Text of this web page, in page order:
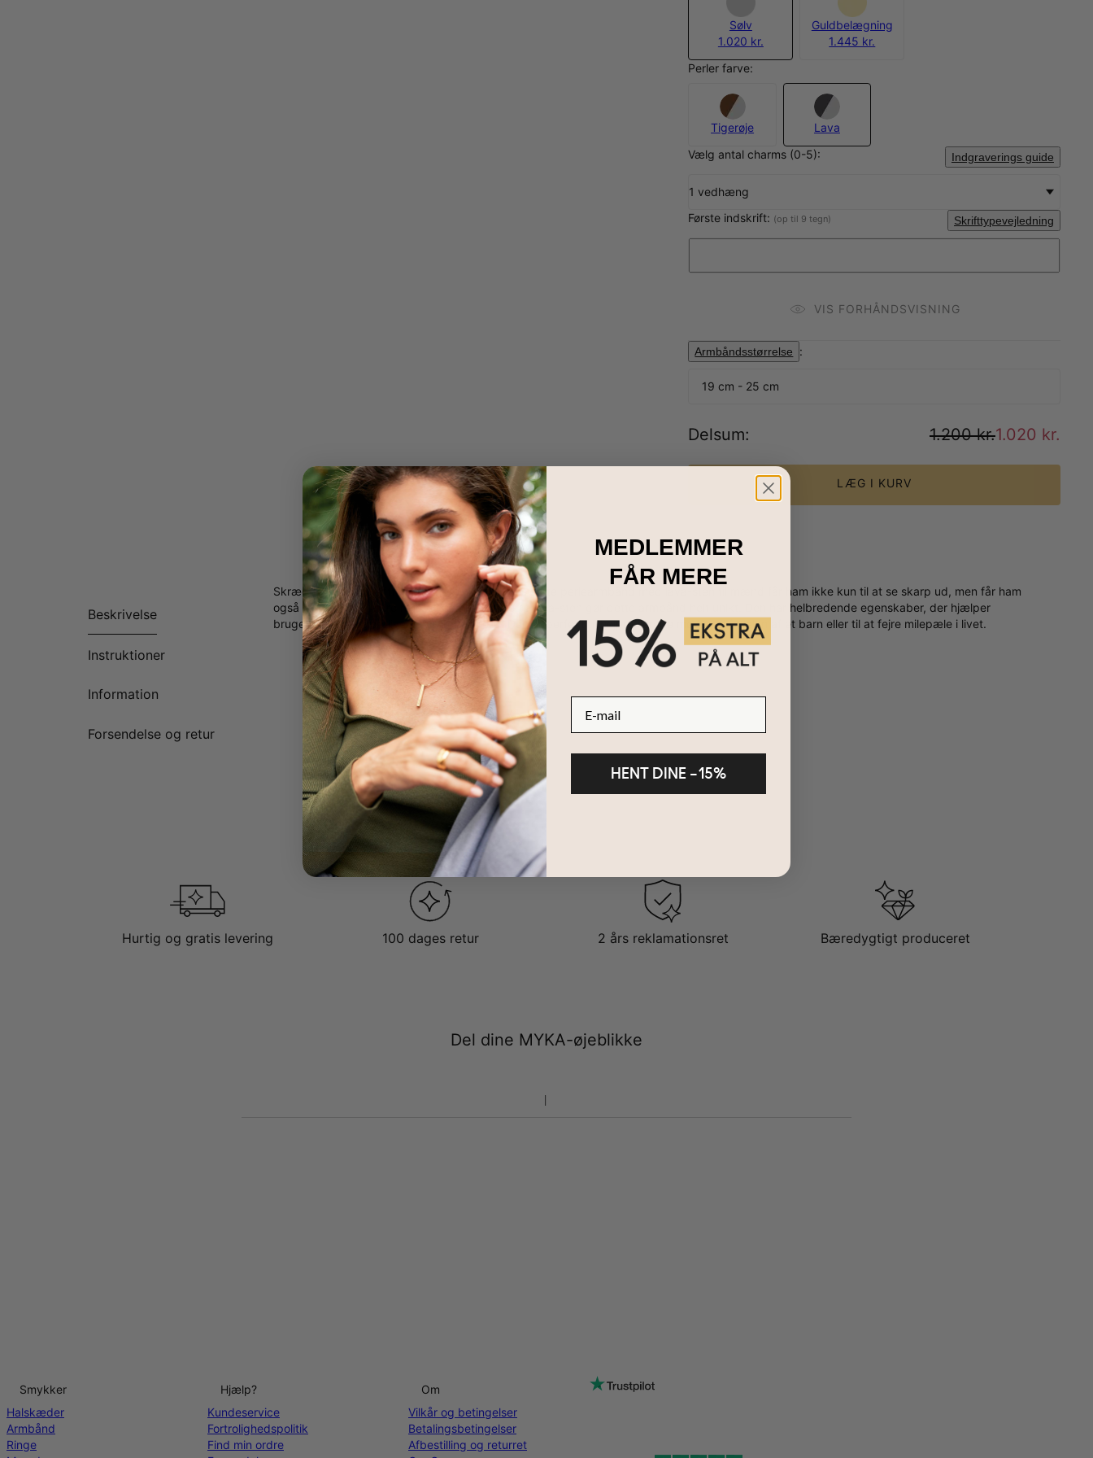
Sølv
1.020 kr.
Guldbelægning
1.445 kr.
Perler farve:
Tigerøje
Lava
Vælg antal charms (0-5):
Indgraverings guide
1 vedhæng
Første indskrift: (op til 9 tegn) Skrifttypevejledning
VIS FORHÅNDSVISNING
Armbåndsstørrelse :
19 cm - 25 cm
Delsum: 1.200 kr.1.020 kr.
LÆG I KURV
Beskrivelse
Instruktioner
Information
Forsendelse og retur
Skræddersyede, kraftfulde armbånd som vores sorte perlearmbånd med lava-sten til mænd får ham ikke kun til at se skarp ud, men får ham
også til at føle sig mere rolig og samlet. De sorte lava-sten gør dette armbånd helt unikt. Den har helbredende egenskaber, der hjælper
brugeren med at forblive centreret og rolig. Den er perfekt til højprofilerede møder, til fødslen af et barn eller til at fejre milepæle i livet.
Hurtig og gratis levering 100 dages retur 2 års reklamationsret Bæredygtigt produceret
Del dine MYKA-øjeblikke
Smykker
Halskæder
Armbånd
Ringe
Hjælp?
Kundeservice
Fortrolighedspolitik
Find min ordre
Om
Vilkår og betingelser
Betalingsbetingelser
Afbestilling og returret
MEDLEMMER
FÅR MERE
HENT DINE –15%